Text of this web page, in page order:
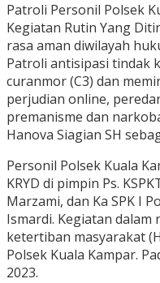
Patroli Personil Polsek
Kegiatan Rutin Yang
rasa aman diwilayah
Patroli antisipasi tindak
curanmor (C3) dan
perjudian online,
premanisme dan
Hanova Siagian SH
Personil Polsek Kuala
KRYD di pimpin Ps.
Marzami, dan Ka SPK I
Ismardi. Kegiatan
ketertiban masyarakat
Polsek Kuala Kampar.
2023.